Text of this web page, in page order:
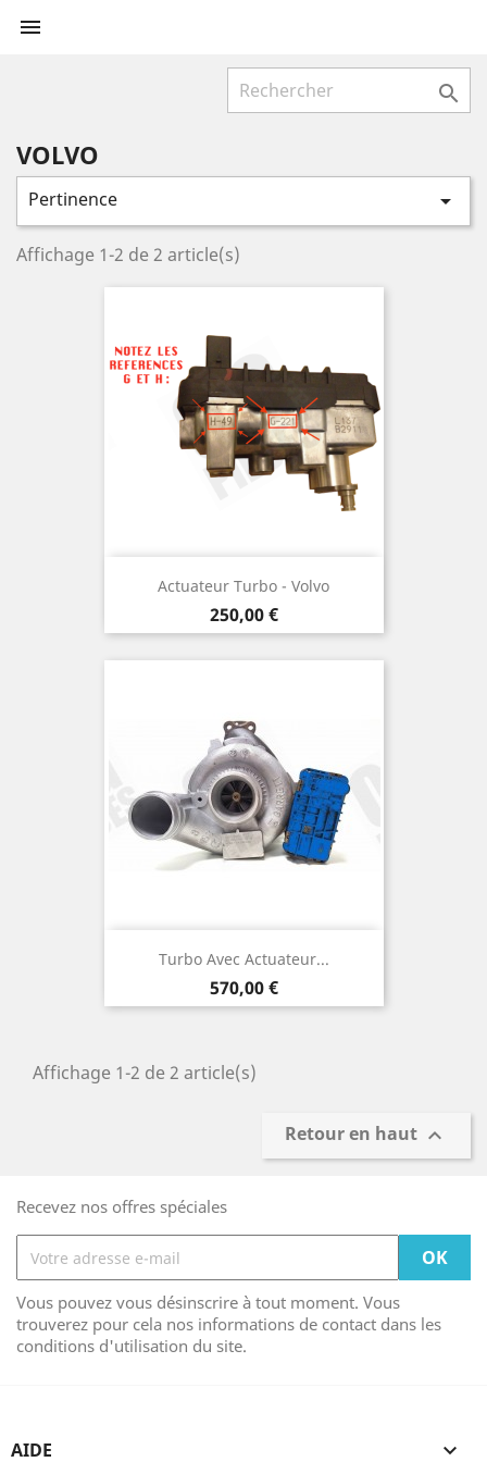


VOLVO
Pertinence 
Affichage 1-2 de 2 article(s)
Actuateur Turbo - Volvo
Prix
250,00 €
Turbo Avec Actuateur...
Prix
570,00 €
Affichage 1-2 de 2 article(s)
Retour en haut 
Recevez nos offres spéciales
Vous pouvez vous désinscrire à tout moment. Vous
trouverez pour cela nos informations de contact dans les
conditions d'utilisation du site.
AIDE 